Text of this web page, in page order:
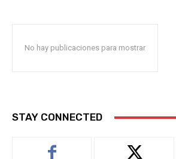
No hay publicaciones para mostrar
STAY CONNECTED